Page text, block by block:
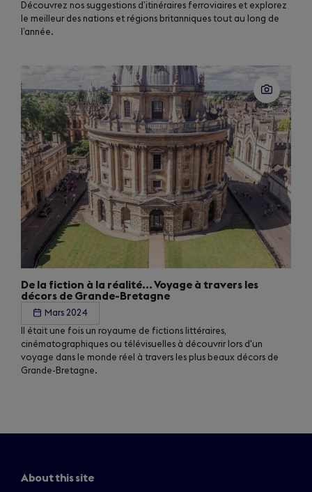
Découvrez nos suggestions d’itinéraires ferroviaires et explorez
le meilleur des nations et régions britanniques tout au long de
l’année.
De la fiction à la réalité… Voyage à travers les
décors de Grande-Bretagne
Mars 2024
Il était une fois un royaume de fictions littéraires,
cinématographiques ou télévisuelles à découvrir lors d'un
voyage dans le monde réel à travers les plus beaux décors de
Grande-Bretagne.
About this site